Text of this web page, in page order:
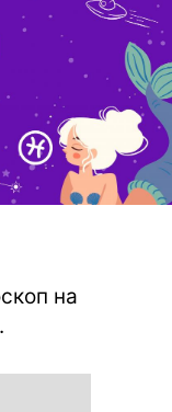
на